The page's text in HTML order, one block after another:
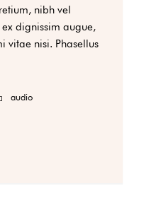
nibh vel
dignissim augue,
vitae nisi. Phasellus
audio